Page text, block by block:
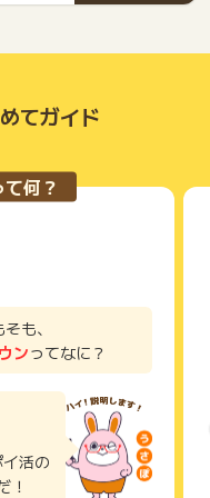
てガイド
何？
も、
ンってなに？
活の
！